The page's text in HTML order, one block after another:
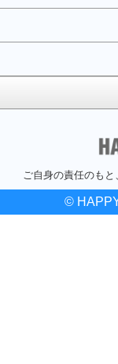
ご自身の責任のもと
©